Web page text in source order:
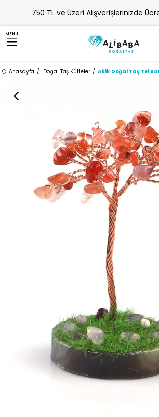
750 TL ve Üzeri Alışverişlerinizde
MENU
Anasayfa Doğal Taş Kütleler Akik Doğal Taş Tel